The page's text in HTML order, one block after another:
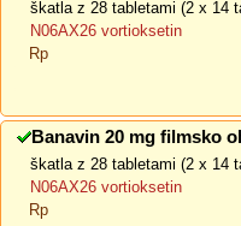
škatla z 28 tabletami (2 x 14
N06AX26 vortioksetin
Rp
Banavin 20 mg filmsko
škatla z 28 tabletami (2 x 14
N06AX26 vortioksetin
Rp